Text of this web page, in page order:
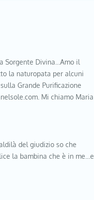
Sorgente Divina…Amo il
la naturopata per alcuni
Grande Purificazione
Mi chiamo Maria
del giudizio so che
la bambina che è in me…e